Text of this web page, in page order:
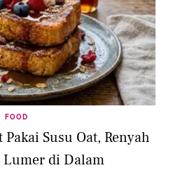
FOOD
Susu Oat, Renyah
di Dalam